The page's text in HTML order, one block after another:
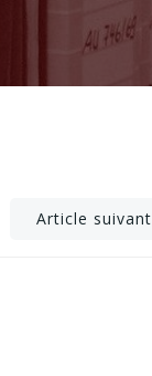
Article suivant